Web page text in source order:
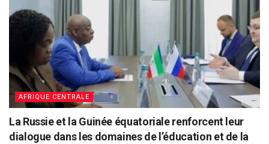
AFRIQUE CENTRALE
La Russie et la Guinée équatoriale renforcent leur
dialogue dans les domaines de l’éducation et de la